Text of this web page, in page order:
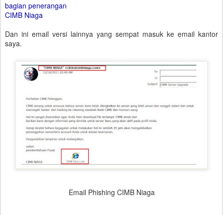
bagian penerangan
CIMB Niaga
Dan ini email versi lainnya yang sempat masuk ke email kantor
saya.
Email Phishing CIMB Niaga